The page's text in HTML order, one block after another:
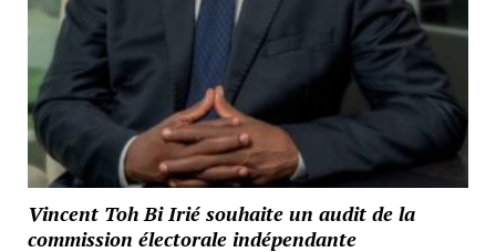
Vincent Toh Bi Irié souhaite un audit de la
commission électorale indépendante